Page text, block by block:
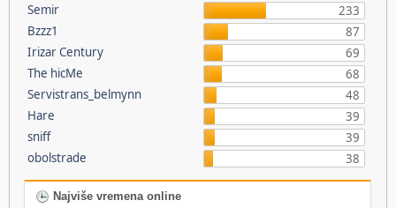
Semir
233
Bzzz1
87
Irizar Century
69
The hicMe
68
Servistrans_belmynn
48
Hare
39
sniff
39
obolstrade
38
Najviše vremena online